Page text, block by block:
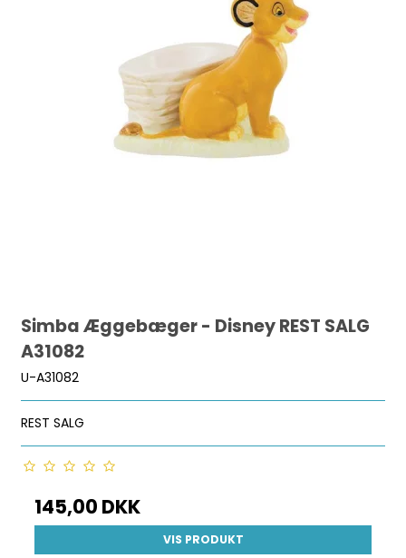
Simba Æggebæger - Disney REST SALG
A31082
U-A31082
REST SALG
145,00 DKK
VIS PRODUKT